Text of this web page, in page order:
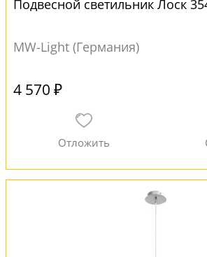
Подвесной светильник Лоск
MW-Light (Германия)
4 570 ₽